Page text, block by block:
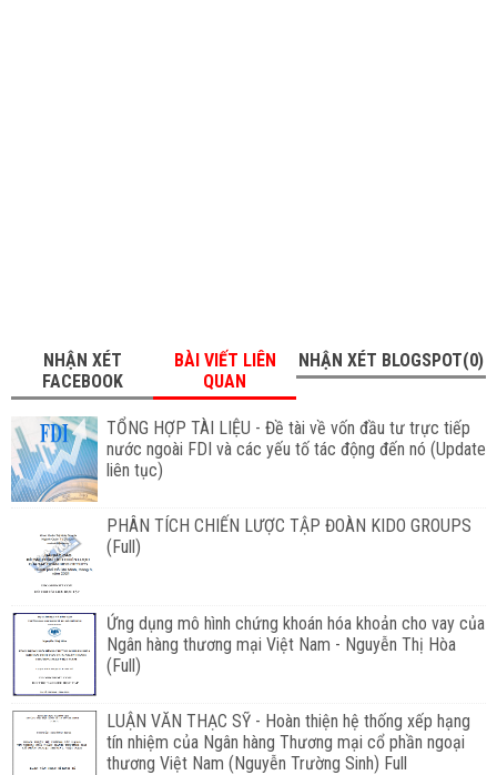
NHẬN XÉT
FACEBOOK
BÀI VIẾT LIÊN
QUAN
NHẬN XÉT BLOGSPOT(0)
TỔNG HỢP TÀI LIỆU - Đề tài về vốn đầu tư trực tiếp
nước ngoài FDI và các yếu tố tác động đến nó (Update
liên tục)
PHÂN TÍCH CHIẾN LƯỢC TẬP ĐOÀN KIDO GROUPS
(Full)
Ứng dụng mô hình chứng khoán hóa khoản cho vay của
Ngân hàng thương mại Việt Nam - Nguyễn Thị Hòa
(Full)
LUẬN VĂN THẠC SỸ - Hoàn thiện hệ thống xếp hạng
tín nhiệm của Ngân hàng Thương mại cổ phần ngoại
thương Việt Nam (Nguyễn Trường Sinh) Full